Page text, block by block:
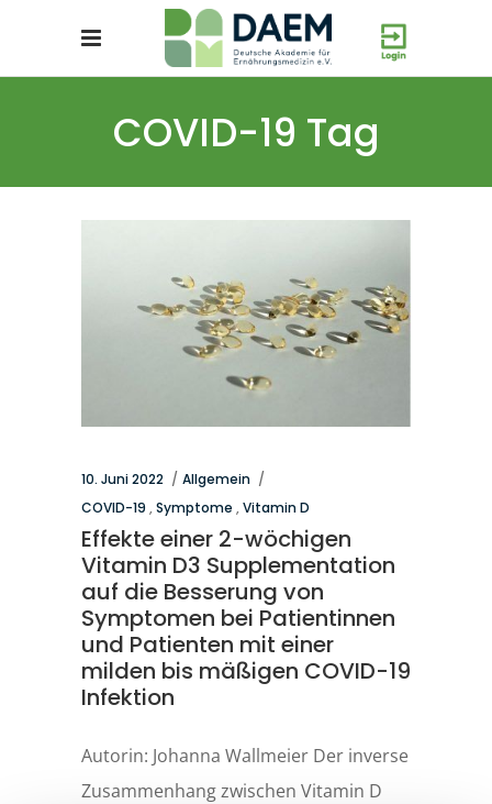
COVID-19 Tag
10. Juni 2022
Allgemein
COVID-19 ,Symptome ,Vitamin D
Effekte einer 2-wöchigen
Vitamin D3 Supplementation
auf die Besserung von
Symptomen bei Patientinnen
und Patienten mit einer
milden bis mäßigen COVID-19
Infektion
Autorin: Johanna Wallmeier Der inverse
Zusammenhang zwischen Vitamin D